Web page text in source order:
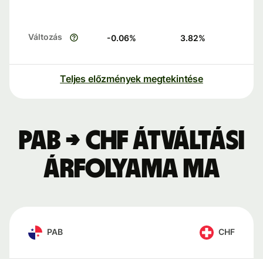
Változás -0.06% 3.82%
Teljes előzmények megtekintése
PAB → CHF átváltási
árfolyama ma
PAB CHF